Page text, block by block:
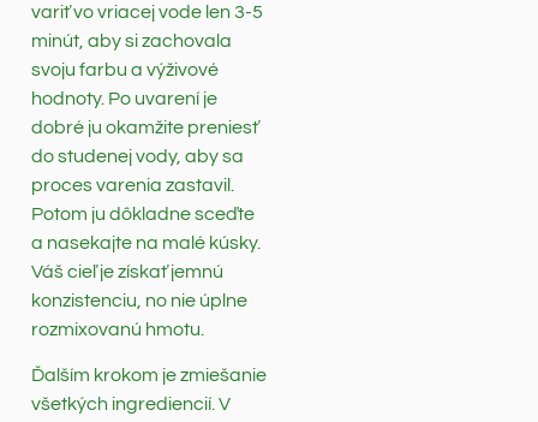
variť vo vriacej vode len 3-5
minút, aby si zachovala
svoju farbu a výživové
hodnoty. Po uvarení je
dobré ju okamžite preniesť
do studenej vody, aby sa
proces varenia zastavil.
Potom ju dôkladne sceďte
a nasekajte na malé kúsky.
Váš cieľ je získať jemnú
konzistenciu, no nie úplne
rozmixovanú hmotu.
Ďalším krokom je zmiešanie
všetkých ingrediencií. V